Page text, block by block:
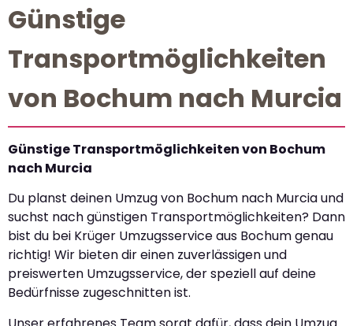
Günstige
Transportmöglichkeiten
von Bochum nach Murcia
Günstige Transportmöglichkeiten von Bochum
nach Murcia
Du planst deinen Umzug von Bochum nach Murcia und
suchst nach günstigen Transportmöglichkeiten? Dann
bist du bei Krüger Umzugsservice aus Bochum genau
richtig! Wir bieten dir einen zuverlässigen und
preiswerten Umzugsservice, der speziell auf deine
Bedürfnisse zugeschnitten ist.